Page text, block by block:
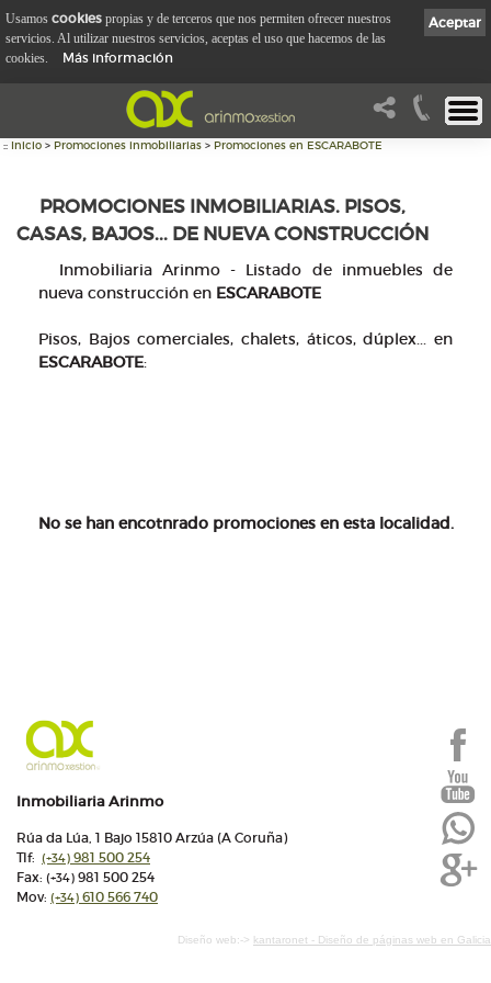
:: Inicio > Promociones inmobiliarias > Promociones en ESCARABOTE
PROMOCIONES INMOBILIARIAS. PISOS,
CASAS, BAJOS... DE NUEVA CONSTRUCCIÓN
Inmobiliaria Arinmo - Listado de inmuebles de
nueva construcción en ESCARABOTE
Pisos, Bajos comerciales, chalets, áticos, dúplex... en
ESCARABOTE:
No se han encotnrado promociones en esta localidad.
Inmobiliaria Arinmo
Rúa da Lúa, 1 Bajo 15810 Arzúa (A Coruña)
Tlf: (+34) 981 500 254
Fax: (+34) 981 500 254
Mov: (+34) 610 566 740
Diseño web:-> kantaronet - Diseño de páginas web en Galicia
Aceptar
Usamos cookies propias y de terceros que nos permiten ofrecer nuestros
servicios. Al utilizar nuestros servicios, aceptas el uso que hacemos de las
cookies.
Más información